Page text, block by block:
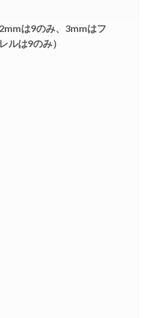
は9のみ、3mmはフ
ルは9のみ）